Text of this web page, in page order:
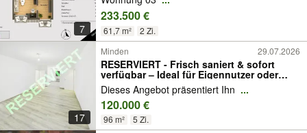
7
233.500 €
61,7 m² 2 Zi.
17
Minden 29.07.2026
RESERVIERT - Frisch saniert & sofort
verfügbar – Ideal für Eigennutzer oder
Kapitalanleger
Dieses Angebot präsentiert Ihn ...
120.000 €
96 m² 5 Zi.